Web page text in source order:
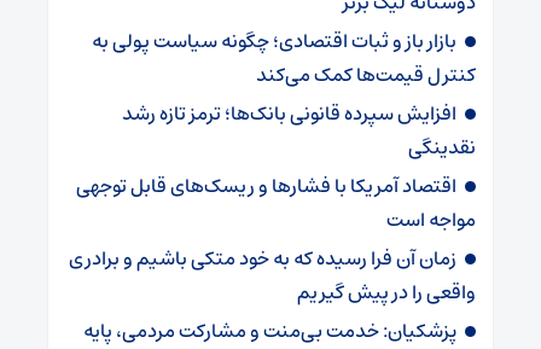
بازار باز و ثبات اقتصادی؛ چگونه سیاست پولی به
کنترل قیمت‌ها کمک می‌کند
افزایش سپرده قانونی بانک‌ها؛ ترمز تازه رشد
نقدینگی
اقتصاد آمریکا با فشارها و ریسک‌های قابل توجهی
مواجه است
زمان آن فرا رسیده که به خود متکی باشیم و برادری
واقعی را در پیش گیریم
پزشکیان: خدمت بی‌منت و مشارکت مردمی، پایه